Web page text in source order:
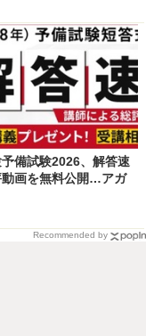
備試験2026、解答速
動画を無料公開…アガ
Recommended by